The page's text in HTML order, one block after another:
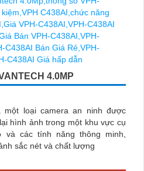
4.0MP
một loại camera an ninh được
hình ảnh trong một khu vực cụ
sắc nét và chất lượng